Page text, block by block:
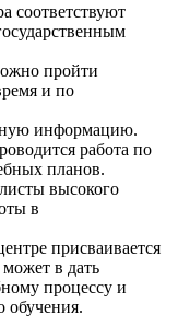
соответствуют
пройти
и по
информацию.
работа по
планов.
высокого
в
присваивается
в дать
процессу и
обучения.